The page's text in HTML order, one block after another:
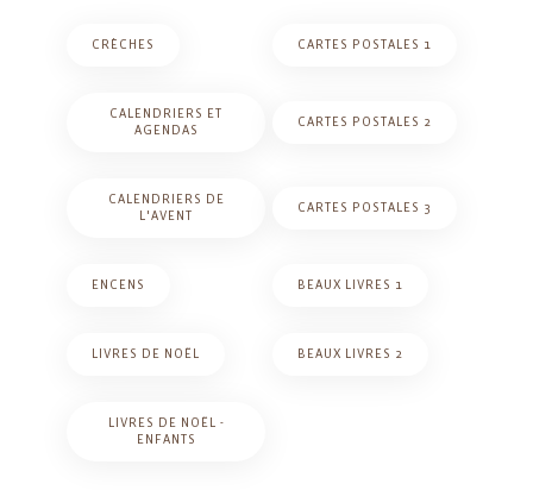
CRÈCHES CARTES POSTALES 1
CALENDRIERS ET
AGENDAS
CARTES POSTALES 2
CALENDRIERS DE
L'AVENT
CARTES POSTALES 3
ENCENS BEAUX LIVRES 1
LIVRES DE NOËL BEAUX LIVRES 2
LIVRES DE NOËL -
ENFANTS